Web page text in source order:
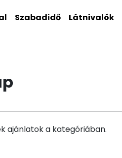
Szabadidő Látnivalók
ajánlatok a kategóriában.